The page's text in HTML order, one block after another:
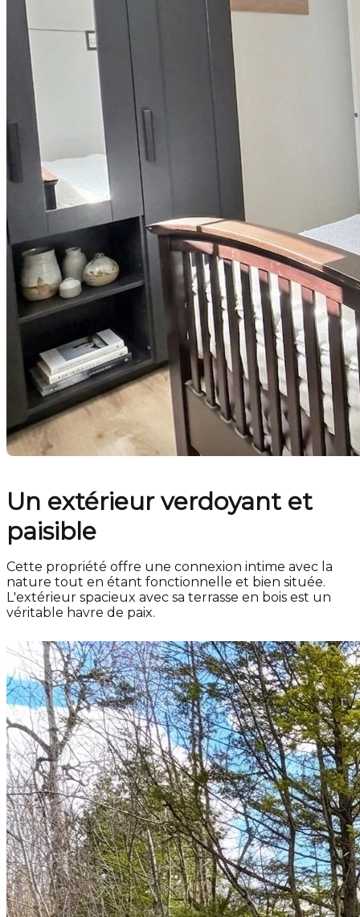
Un extérieur verdoyant et
paisible
Cette propriété offre une connexion intime avec la
nature tout en étant fonctionnelle et bien située.
L'extérieur spacieux avec sa terrasse en bois est un
véritable havre de paix.